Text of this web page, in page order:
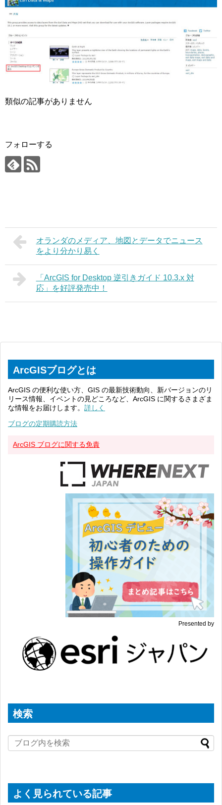
類似の記事がありません
フォローする
オランダのメディア、地図とデータでニュース
をより分かり易く
「ArcGIS for Desktop 逆引きガイド 10.3.x 対
応」を好評発売中！
ArcGISブログとは
ArcGIS の便利な使い方、GIS の最新技術動向、新バージョンのリ
リース情報、イベントの見どころなど、ArcGIS に関するさまざま
な情報をお届けします。 詳しく
ブログの定期購読方法
ArcGIS ブログに関する免責
Presented by
検索
よく見られている記事